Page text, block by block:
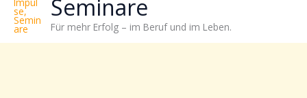
Seminare
Für mehr Erfolg – im Beruf und im Leben.
einsetzen
lässt?
Einfach